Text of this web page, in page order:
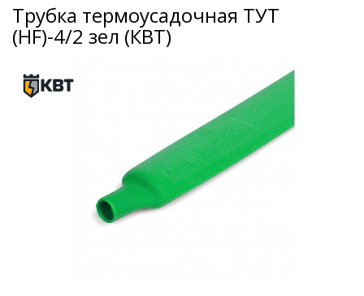
Трубка термоусадочная ТУТ
(HF)-4/2 зел (КВТ)